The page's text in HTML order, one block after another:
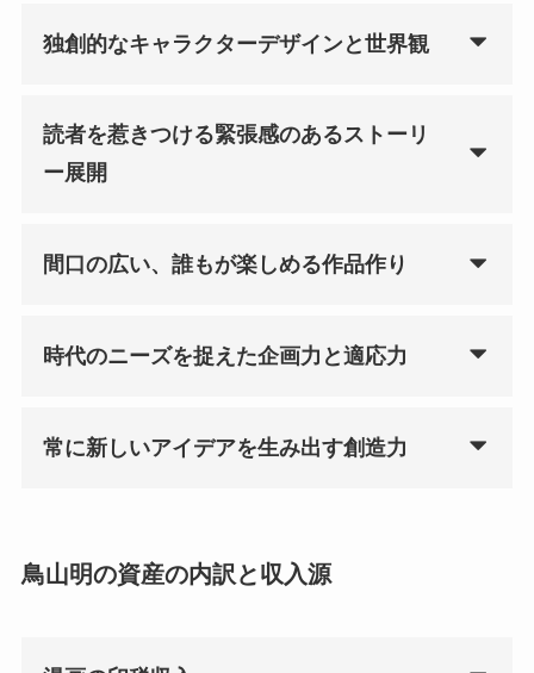
独創的なキャラクターデザインと世界観
読者を惹きつける緊張感のあるストーリ
ー展開
間口の広い、誰もが楽しめる作品作り
時代のニーズを捉えた企画力と適応力
常に新しいアイデアを生み出す創造力
鳥山明の資産の内訳と収入源